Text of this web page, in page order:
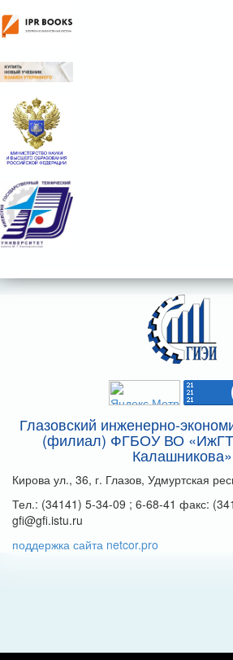
Глазовский инженерно-
(филиал) ФГБОУ ВО
Калашникова»
Кирова ул., 36, г. Глазов, Удмуртская
Тел.: (34141) 5-34-09 ; 6-68-41 факс:
gfi@gfi.istu.ru
поддержка сайта netcor.pro